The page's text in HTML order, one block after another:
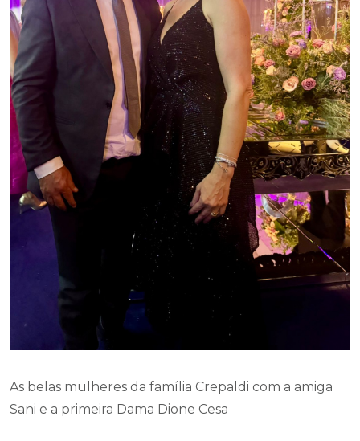
As belas mulheres da família Crepaldi com a amiga